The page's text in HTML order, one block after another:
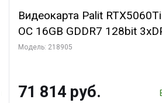
Видеокарта Palit
OC 16GB GDDR7 128bit
2FAN RTL
Модель: 218905
71 814 руб.